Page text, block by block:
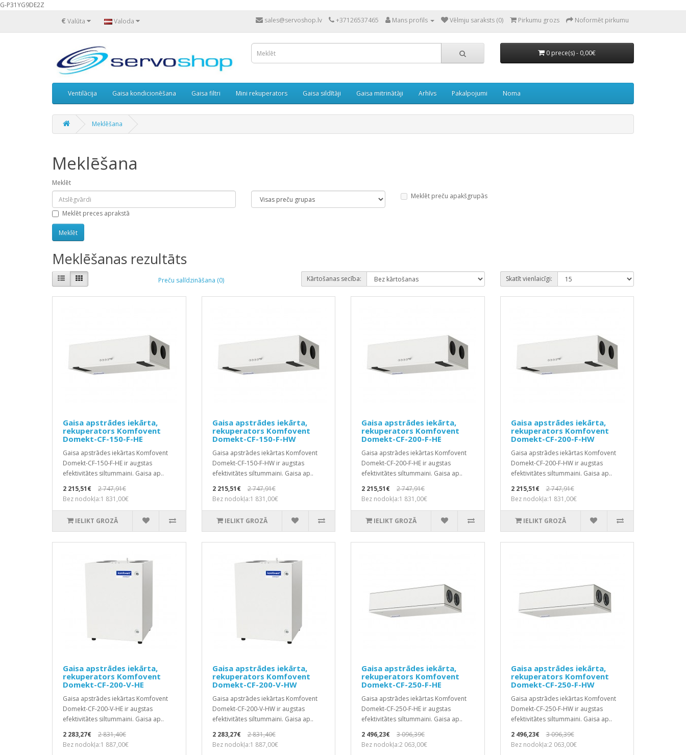
G-P31YG9DE2Z
€ Valūta Valoda sales@servoshop.lv +37126537465 Mans profils Vēlmju saraksts (0) Pirkumu grozs Noformēt pirkumu
0 prece(s) - 0,00€
Ventilācija Gaisa kondicionēšana Gaisa filtri Mini rekuperators Gaisa sildītāji Gaisa mitrinātāji Arhīvs Pakalpojumi Noma
Meklēšana
Meklēšana
Meklēt
Meklēt preču apakšgrupās
Meklēt preces aprakstā
Meklēšanas rezultāts
Preču salīdzināšana (0) Kārtošanas secība: Skatīt vienlaicīgi:
Gaisa apstrādes iekārta,
rekuperators Komfovent
Domekt-CF-150-F-HE
Gaisa apstrādes iekārtas Komfovent
Domekt-CF-150-F-HE ir augstas
efektivitātes siltummaini. Gaisa ap..
2 215,51€
2 747,91€
Bez nodokļa:1 831,00€
IELIKT GROZĀ
Gaisa apstrādes iekārta,
rekuperators Komfovent
Domekt-CF-150-F-HW
Gaisa apstrādes iekārtas Komfovent
Domekt-CF-150-F-HW ir augstas
efektivitātes siltummaini. Gaisa ap..
2 215,51€
2 747,91€
Bez nodokļa:1 831,00€
IELIKT GROZĀ
Gaisa apstrādes iekārta,
rekuperators Komfovent
Domekt-CF-200-F-HE
Gaisa apstrādes iekārtas Komfovent
Domekt-CF-200-F-HE ir augstas
efektivitātes siltummaini. Gaisa ap..
2 215,51€
2 747,91€
Bez nodokļa:1 831,00€
IELIKT GROZĀ
Gaisa apstrādes iekārta,
rekuperators Komfovent
Domekt-CF-200-F-HW
Gaisa apstrādes iekārtas Komfovent
Domekt-CF-200-F-HW ir augstas
efektivitātes siltummaini. Gaisa ap..
2 215,51€
2 747,91€
Bez nodokļa:1 831,00€
IELIKT GROZĀ
Gaisa apstrādes iekārta,
rekuperators Komfovent
Domekt-CF-200-V-HE
Gaisa apstrādes iekārtas Komfovent
Domekt-CF-200-V-HE ir augstas
efektivitātes siltummaini. Gaisa ap..
2 283,27€
2 831,40€
Bez nodokļa:1 887,00€
Gaisa apstrādes iekārta,
rekuperators Komfovent
Domekt-CF-200-V-HW
Gaisa apstrādes iekārtas Komfovent
Domekt-CF-200-V-HW ir augstas
efektivitātes siltummaini. Gaisa ap..
2 283,27€
2 831,40€
Bez nodokļa:1 887,00€
Gaisa apstrādes iekārta,
rekuperators Komfovent
Domekt-CF-250-F-HE
Gaisa apstrādes iekārtas Komfovent
Domekt-CF-250-F-HE ir augstas
efektivitātes siltummaini. Gaisa ap..
2 496,23€
3 096,39€
Bez nodokļa:2 063,00€
Gaisa apstrādes iekārta,
rekuperators Komfovent
Domekt-CF-250-F-HW
Gaisa apstrādes iekārtas Komfovent
Domekt-CF-250-F-HW ir augstas
efektivitātes siltummaini. Gaisa ap..
2 496,23€
3 096,39€
Bez nodokļa:2 063,00€